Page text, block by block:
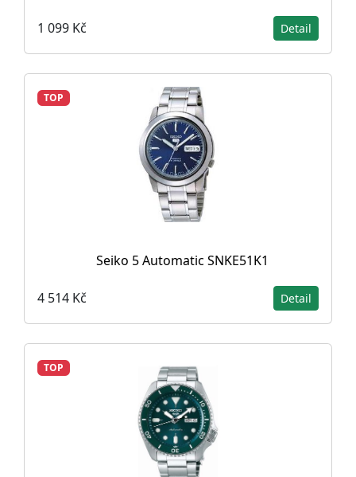
1 099 Kč Detail
TOP
Seiko 5 Automatic SNKE51K1
4 514 Kč Detail
TOP